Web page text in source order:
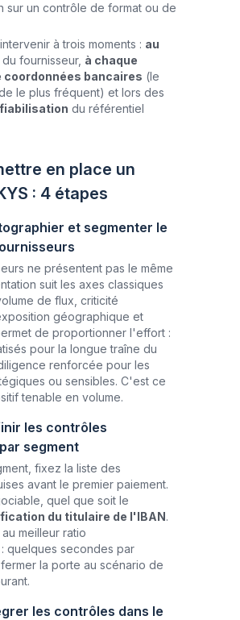
sur un contrôle de format ou de
à trois moments : au
du fournisseur, à chaque
coordonnées bancaires (le
le plus fréquent) et lors des
du référentiel
en place un
: 4 étapes
et segmenter le
ne présentent pas le même
suit les axes classiques
de flux, criticité
géographique et
de proportionner l'effort :
pour la longue traîne du
renforcée pour les
ou sensibles. C'est ce
tenable en volume.
les contrôles
segment
fixez la liste des
avant le premier paiement.
quel que soit le
du titulaire de l'IBAN.
meilleur ratio
quelques secondes par
la porte au scénario de
les contrôles dans le